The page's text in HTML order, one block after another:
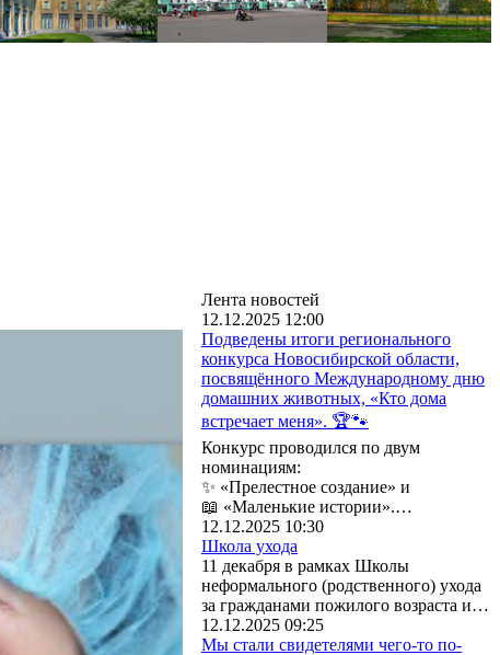
Лента новостей
12.12.2025 12:00
Подведены итоги регионального
конкурса Новосибирской области,
посвящённого Международному дню
домашних животных, «Кто дома
встречает меня». 🏆🐾
Конкурс проводился по двум
номинациям:
✨ «Прелестное создание» и
📖 «Маленькие истории».…
12.12.2025 10:30
Школа ухода
11 декабря в рамках Школы
неформального (родственного) ухода
за гражданами пожилого возраста и…
12.12.2025 09:25
Мы стали свидетелями чего-то по-